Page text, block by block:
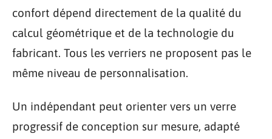
confort dépend directement de la qualité du
calcul géométrique et de la technologie du
fabricant. Tous les verriers ne proposent pas le
même niveau de personnalisation.
Un indépendant peut orienter vers un verre
progressif de conception sur mesure, adapté